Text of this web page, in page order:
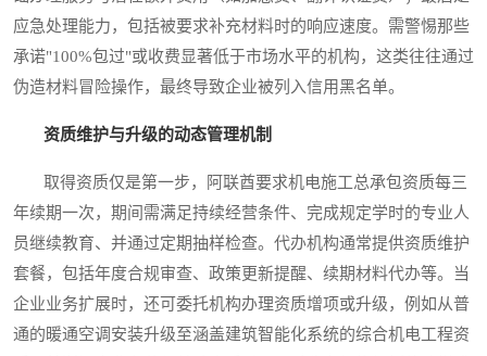
应急处理能力，包括被要求补充材料时的响应速度。需警惕那些
承诺"100%包过"或收费显著低于市场水平的机构，这类往往通过
伪造材料冒险操作，最终导致企业被列入信用黑名单。
资质维护与升级的动态管理机制
取得资质仅是第一步，阿联酋要求机电施工总承包资质每三
年续期一次，期间需满足持续经营条件、完成规定学时的专业人
员继续教育、并通过定期抽样检查。代办机构通常提供资质维护
套餐，包括年度合规审查、政策更新提醒、续期材料代办等。当
企业业务扩展时，还可委托机构办理资质增项或升级，例如从普
通的暖通空调安装升级至涵盖建筑智能化系统的综合机电工程资